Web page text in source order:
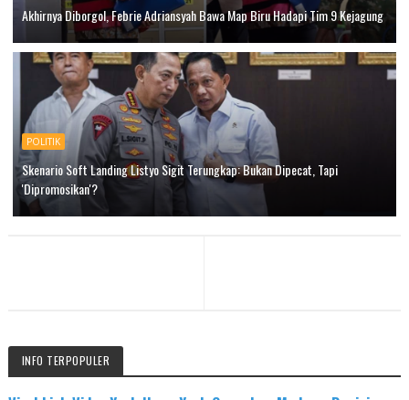
Akhirnya Diborgol, Febrie Adriansyah Bawa Map Biru Hadapi Tim 9 Kejagung
POLITIK
Skenario Soft Landing Listyo Sigit Terungkap: Bukan Dipecat, Tapi
'Dipromosikan'?
INFO TERPOPULER